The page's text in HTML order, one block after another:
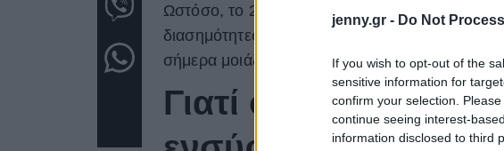
jenny.gr - Do Not
If you wish to opt-out of the
sensitive information for
confirm your selection.
continue seeing interest-
information disclosed to third
Ωστόσο, το 2026, τα ακουστικά αυτά είναι
διασημότητες του Χόλιγουντ. Αυτό που μέχρι
σήμερα μοιάζει
cool, αυθεντικό και σχεδόν
Γιατί όλοι